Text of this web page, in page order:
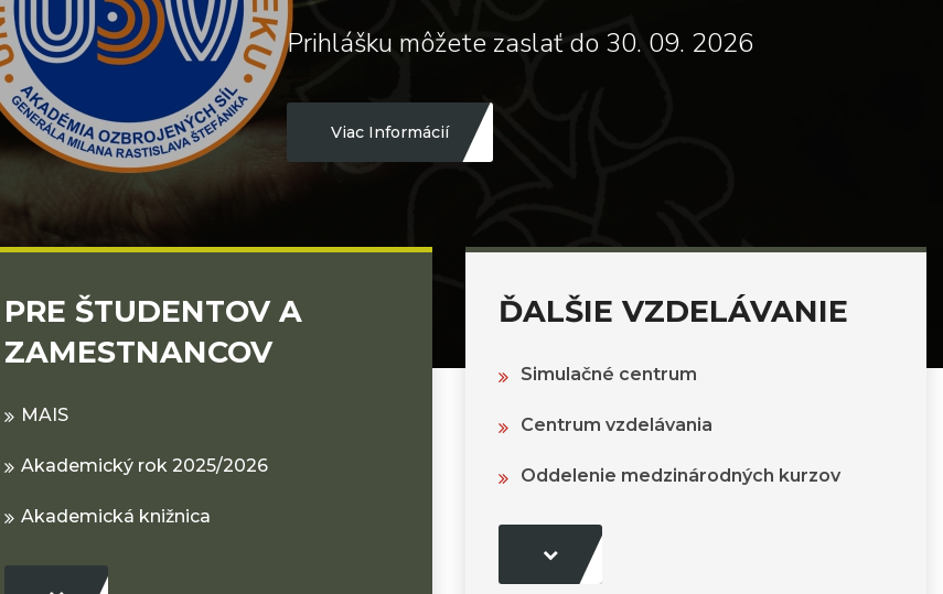
Prihlášku môžete zaslať do 30. 09. 2026
Viac Informácií
PRE ŠTUDENTOV A
ZAMESTNANCOV
MAIS
Akademický rok 2025/2026
Akademická knižnica
ĎALŠIE VZDELÁVANIE
Simulačné centrum
Centrum vzdelávania
Oddelenie medzinárodných kurzov